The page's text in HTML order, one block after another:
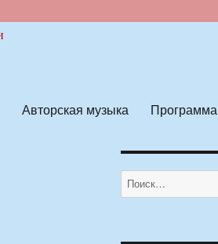
Авторская музыка Программа
Искать: